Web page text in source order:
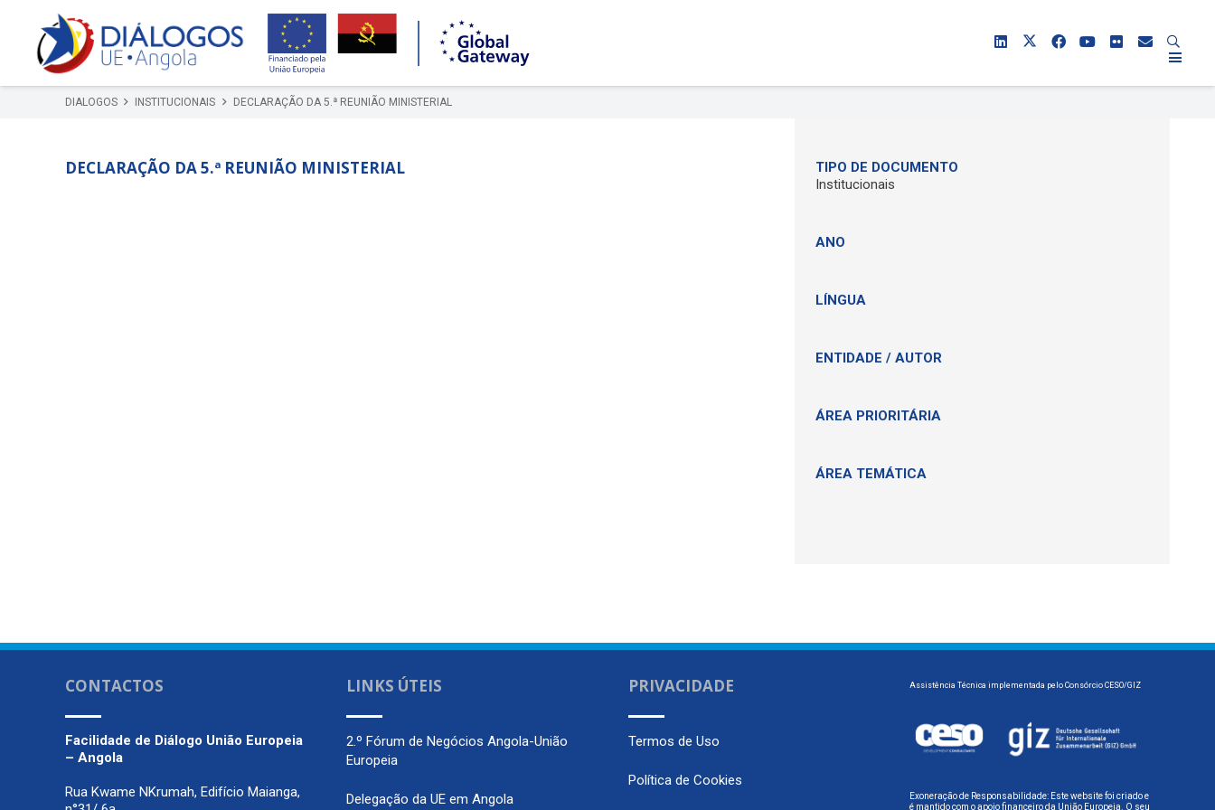
DIALOGOS INSTITUCIONAIS DECLARAÇÃO DA 5.ª REUNIÃO MINISTERIAL
DECLARAÇÃO DA 5.ª REUNIÃO MINISTERIAL
TIPO DE DOCUMENTO
Institucionais
ANO
LÍNGUA
ENTIDADE / AUTOR
ÁREA PRIORITÁRIA
ÁREA TEMÁTICA
CONTACTOS
Facilidade de Diálogo União Europeia
– Angola
Rua Kwame NKrumah, Edifício Maianga,
LINKS ÚTEIS
2.º Fórum de Negócios Angola-União
Europeia
Delegação da UE em Angola
PRIVACIDADE
Termos de Uso
Política de Cookies
Assistência Técnica implementada pelo Consórcio CESO/GIZ
Exoneração de Responsabilidade: Este website foi criado e
é mantido com o apoio financeiro da União Europeia. O seu